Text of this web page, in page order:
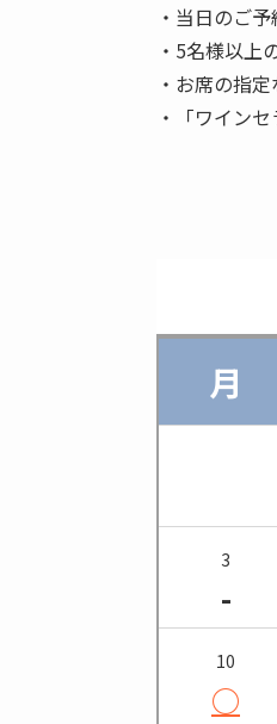
・当日のご予
・5名様以上
・お席の指
・「ワイン
月
3
-
10
○